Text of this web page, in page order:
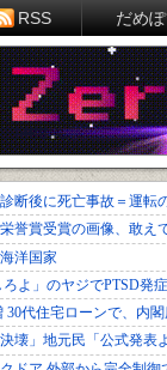
RSS だめぽ